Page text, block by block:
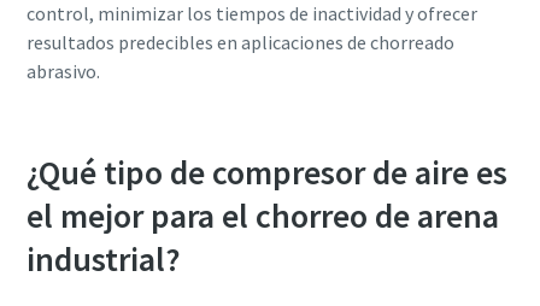
control, minimizar los tiempos de inactividad y ofrecer
resultados predecibles en aplicaciones de chorreado
abrasivo.
¿Qué tipo de compresor de aire es
el mejor para el chorreo de arena
industrial?